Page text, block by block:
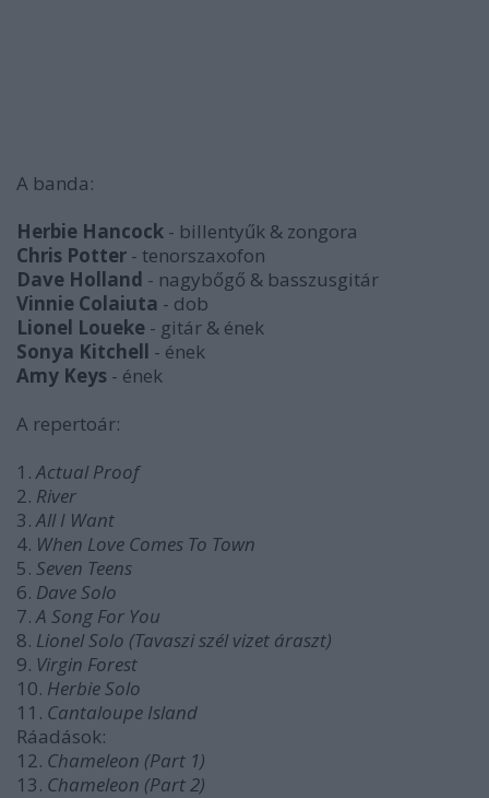
A banda:
Herbie Hancock - billentyűk & zongora
Chris Potter - tenorszaxofon
Dave Holland - nagybőgő & basszusgitár
Vinnie Colaiuta - dob
Lionel Loueke - gitár & ének
Sonya Kitchell - ének
Amy Keys - ének
A repertoár:
1.Actual Proof
2. River
3.All I Want
4. When Love Comes To Town
5. Seven Teens
6. Dave Solo
7.A Song For You
8. Lionel Solo (Tavaszi szél vizet áraszt)
9. Virgin Forest
10. Herbie Solo
11. Cantaloupe Island
Ráadások:
12. Chameleon (Part 1)
13. Chameleon (Part 2)